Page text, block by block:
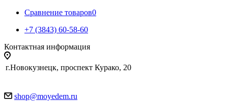
Сравнение товаров0
+7 (3843) 60-58-60
Контактная информация
г.Новокузнецк, проспект Курако, 20
shop@moyedem.ru